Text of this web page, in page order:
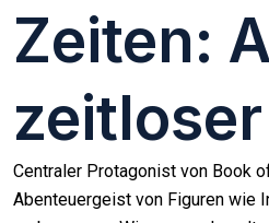
Zeiten:
Centraler Protagonist von Book
Abenteuergeist von Figuren wie